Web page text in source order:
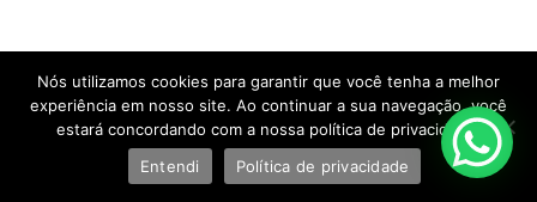
Nós utilizamos cookies para garantir que você tenha a melhor
experiência em nosso site. Ao continuar a sua navegação, você
estará concordando com a nossa política de privacidade.
Entendi
Política de privacidade